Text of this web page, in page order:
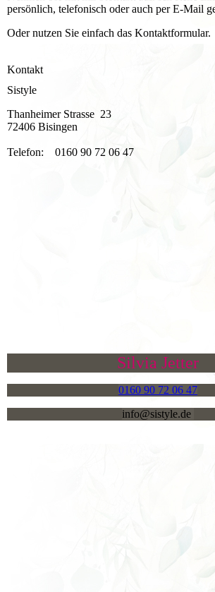
persönlich, telefonisch oder auch per E-Mail
Oder nutzen Sie einfach das Kontaktformular.
Kontakt
Sistyle
Thanheimer Strasse 23
72406 Bisingen
Telefon: 0160 90 72 06 47
Silvia Jetter
0160 90 72 06 47
info@sistyle.de